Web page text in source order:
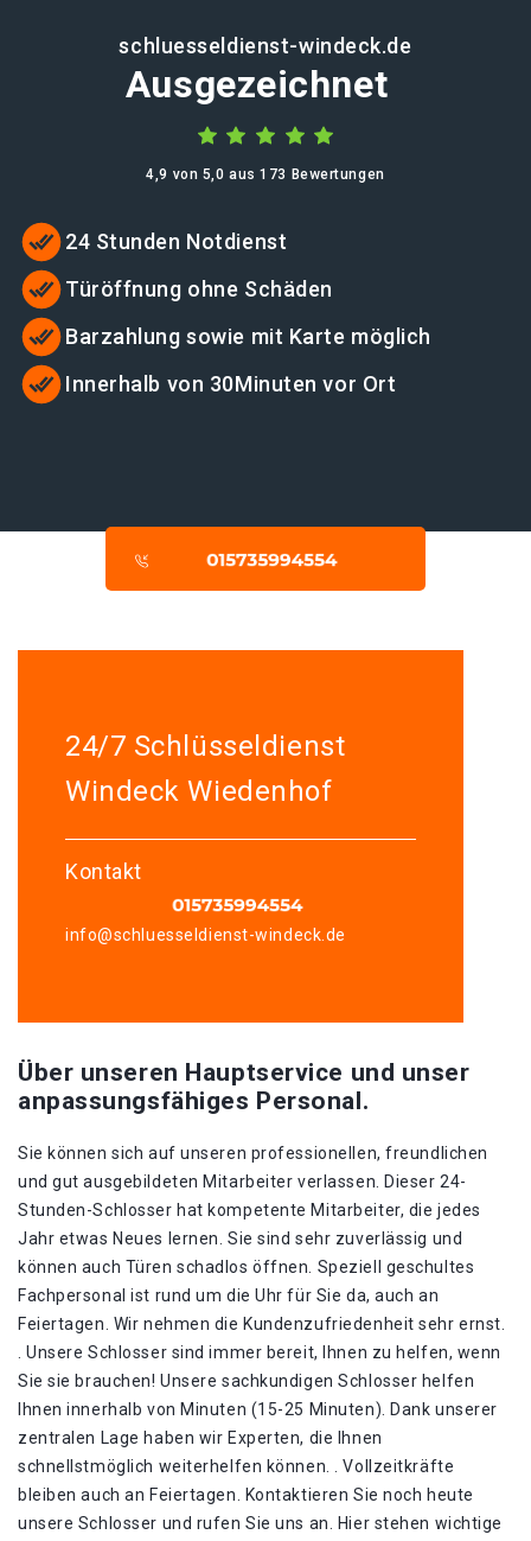
schluesseldienst-windeck.de
Ausgezeichnet
4,9 von 5,0 aus 173 Bewertungen
24 Stunden Notdienst
Türöffnung ohne Schäden
Barzahlung sowie mit Karte möglich
Innerhalb von 30Minuten vor Ort
24/7 Schlüsseldienst
Windeck Wiedenhof
Kontakt
info@schluesseldienst-windeck.de
Über unseren Hauptservice und unser
anpassungsfähiges Personal.
Sie können sich auf unseren professionellen, freundlichen
und gut ausgebildeten Mitarbeiter verlassen. Dieser 24-
Stunden-Schlosser hat kompetente Mitarbeiter, die jedes
Jahr etwas Neues lernen. Sie sind sehr zuverlässig und
können auch Türen schadlos öffnen. Speziell geschultes
Fachpersonal ist rund um die Uhr für Sie da, auch an
Feiertagen. Wir nehmen die Kundenzufriedenheit sehr ernst.
. Unsere Schlosser sind immer bereit, Ihnen zu helfen, wenn
Sie sie brauchen! Unsere sachkundigen Schlosser helfen
Ihnen innerhalb von Minuten (15-25 Minuten). Dank unserer
zentralen Lage haben wir Experten, die Ihnen
schnellstmöglich weiterhelfen können. . Vollzeitkräfte
bleiben auch an Feiertagen. Kontaktieren Sie noch heute
unsere Schlosser und rufen Sie uns an. Hier stehen wichtige